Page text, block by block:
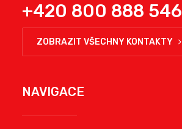
+420 800 888 546
ZOBRAZIT VŠECHNY KONTAKTY
NAVIGACE